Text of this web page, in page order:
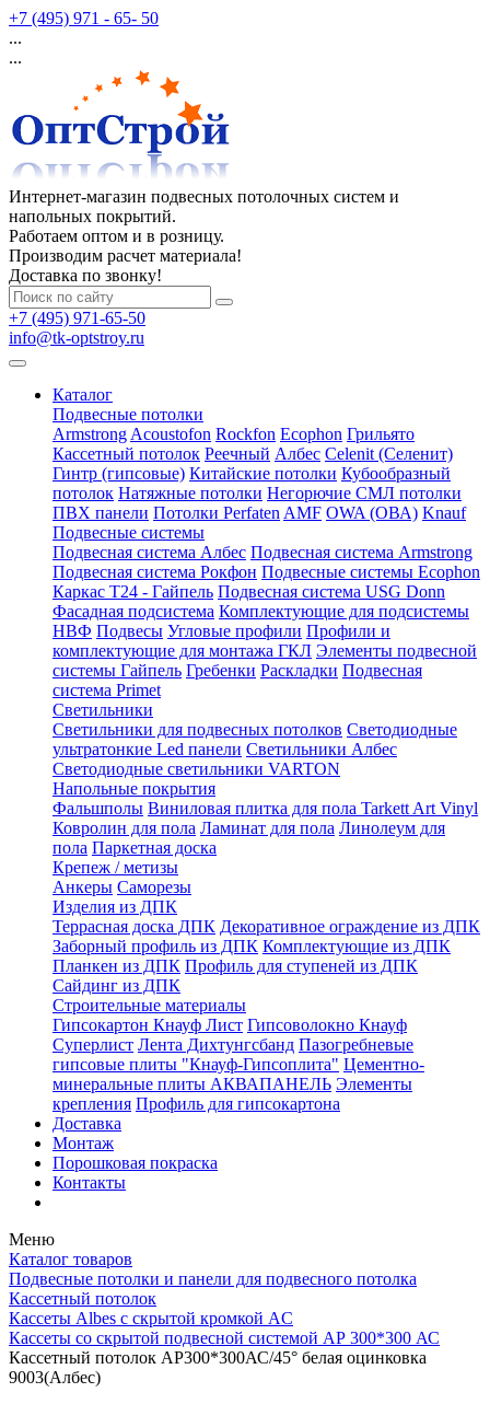
+7 (495) 971 - 65- 50
...
...
Интернет-магазин подвесных потолочных систем и
напольных покрытий.
Работаем оптом и в розницу.
Производим расчет материала!
Доставка по звонку!
+7 (495) 971-65-50
info@tk-optstroy.ru
Каталог
Подвесные потолки
Armstrong Acoustofon Rockfon Ecophon Грильято
Кассетный потолок Реечный Албес Celenit (Селенит)
Гинтр (гипсовые) Китайские потолки Кубообразный
потолок Натяжные потолки Негорючие СМЛ потолки
ПВХ панели Потолки Perfaten AMF OWA (ОВА) Knauf
Подвесные системы
Подвесная система Албес Подвесная система Armstrong
Подвесная система Рокфон Подвесные системы Ecophon
Каркас Т24 - Гайпель Подвесная система USG Donn
Фасадная подсистема Комплектующие для подсистемы
НВФ Подвесы Угловые профили Профили и
комплектующие для монтажа ГКЛ Элементы подвесной
системы Гайпель Гребенки Раскладки Подвесная
система Primet
Светильники
Светильники для подвесных потолков Светодиодные
ультратонкие Led панели Светильники Албес
Светодиодные светильники VARTON
Напольные покрытия
Фальшполы Виниловая плитка для пола Tarkett Art Vinyl
Ковролин для пола Ламинат для пола Линолеум для
пола Паркетная доска
Крепеж / метизы
Анкеры Саморезы
Изделия из ДПК
Террасная доска ДПК Декоративное ограждение из ДПК
Заборный профиль из ДПК Комплектующие из ДПК
Планкен из ДПК Профиль для ступеней из ДПК
Сайдинг из ДПК
Строительные материалы
Гипсокартон Кнауф Лист Гипсоволокно Кнауф
Суперлист Лента Дихтунгсбанд Пазогребневые
гипсовые плиты "Кнауф-Гипсоплита" Цементно-
минеральные плиты АКВАПАНЕЛЬ Элементы
крепления Профиль для гипсокартона
Доставка
Монтаж
Порошковая покраска
Контакты
Меню
Каталог товаров
Подвесные потолки и панели для подвесного потолка
Кассетный потолок
Кассеты Albes с скрытой кромкой AC
Кассеты со скрытой подвесной системой АР 300*300 АС
Кассетный потолок AP300*300АС/45° белая оцинковка
9003(Албес)